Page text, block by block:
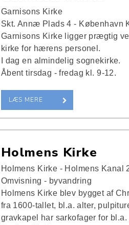
Garnisons Kirke
Skt. Annæ Plads 4 - København
Garnisons Kirke ligger prægtig
kirke for hærens personel.
I dag en almindelig sognekirke.
Åbent tirsdag - fredag kl. 9-12.
LÆS MERE
Holmens Kirke
Holmens Kirke - Holmens Kanal
Omvisning - byvandring
Holmens Kirke blev bygget af
fra 1600-tallet, bl.a. alter,
gravkapel har sarkofager for